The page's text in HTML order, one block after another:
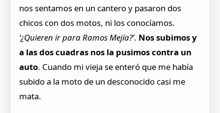
nos sentamos en un cantero y pasaron dos
chicos con dos motos, ni los conocíamos.
‘¿Quieren ir para Ramos Mejía?’. Nos subimos y
a las dos cuadras nos la pusimos contra un
auto. Cuando mi vieja se enteró que me había
subido a la moto de un desconocido casi me
mata.